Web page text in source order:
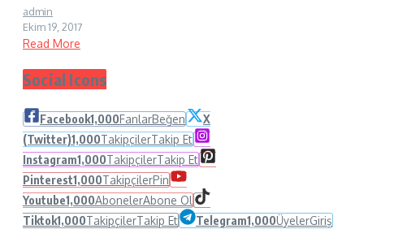
admin
Ekim 19, 2017
Read More
Social Icons
Facebook1,000FanlarBeğen
X
(Twitter)1,000TakipçilerTakip Et
Instagram1,000TakipçilerTakip Et
Pinterest1,000TakipçilerPin
Youtube1,000AbonelerAbone Ol
Tiktok1,000TakipçilerTakip Et Telegram1,000ÜyelerGiriş